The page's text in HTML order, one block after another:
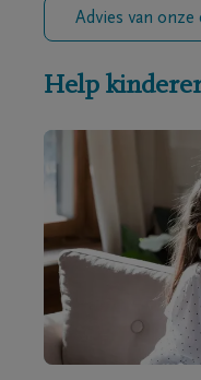
Advies van onze
Help